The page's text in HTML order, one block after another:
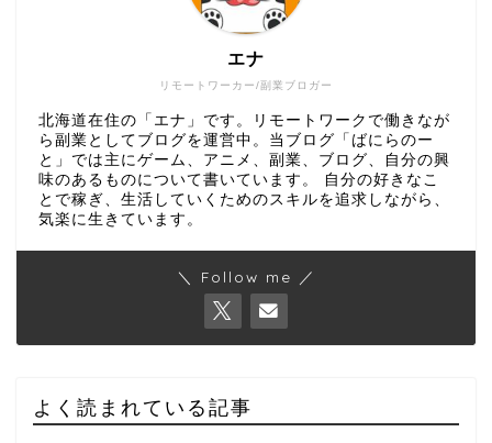
リモートワーカー/副業ブロガー
エナ
北海道在住の「エナ」です。リモートワークで働きなが
ら副業としてブログを運営中。当ブログ「ばにらのー
と」では主にゲーム、アニメ、副業、ブログ、自分の興
味のあるものについて書いています。 自分の好きなこ
とで稼ぎ、生活していくためのスキルを追求しながら、
気楽に生きています。
＼ Follow me ／
よく読まれている記事